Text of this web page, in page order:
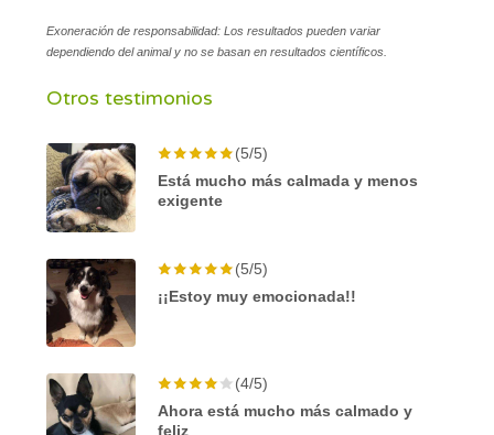
Exoneración de responsabilidad: Los resultados pueden variar
dependiendo del animal y no se basan en resultados científicos.
Otros testimonios
(5/5)
Está mucho más calmada y menos
exigente
(5/5)
¡¡Estoy muy emocionada!!
(4/5)
Ahora está mucho más calmado y
feliz